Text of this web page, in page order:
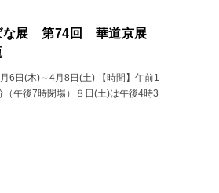
な展 第74回 華道京展
6日(木)～4月8日(土) 【時間】午前1
午後7時閉場）８日(土)は午後4時3